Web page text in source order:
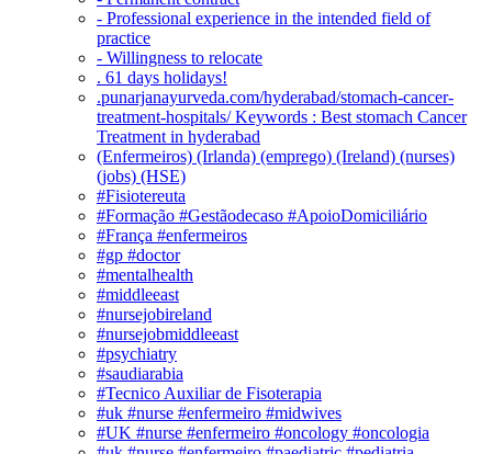
- Professional experience in the intended field of
practice
- Willingness to relocate
. 61 days holidays!
.punarjanayurveda.com/hyderabad/stomach-cancer-
treatment-hospitals/ Keywords : Best stomach Cancer
Treatment in hyderabad
(Enfermeiros) (Irlanda) (emprego) (Ireland) (nurses)
(jobs) (HSE)
#Fisiotereuta
#Formação #Gestãodecaso #ApoioDomiciliário
#França #enfermeiros
#gp #doctor
#mentalhealth
#middleeast
#nursejobireland
#nursejobmiddleeast
#psychiatry
#saudiarabia
#Tecnico Auxiliar de Fisoterapia
#uk #nurse #enfermeiro #midwives
#UK #nurse #enfermeiro #oncology #oncologia